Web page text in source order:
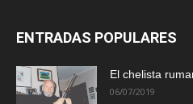
ENTRADAS POPULARES
El chelista
06/07/2019